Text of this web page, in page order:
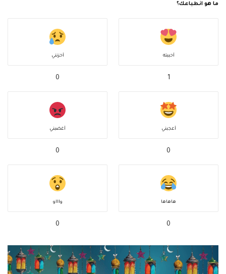
ما هو انطباعك؟
أحببته
1
أحزنني
0
أعجبني
0
أغضبني
0
هاهاها
0
واااو
0